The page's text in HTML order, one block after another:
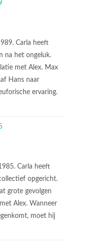
Carla heeft
na het ongeluk.
met Alex. Max
Hans naar
ervaring.
Carla heeft
opgericht.
grote gevolgen
Alex. Wanneer
moet hij